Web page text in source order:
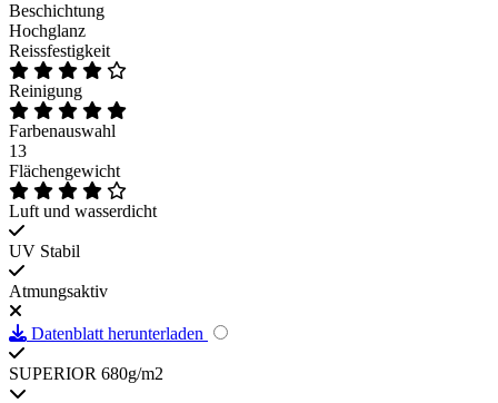
Beschichtung
Hochglanz
Reissfestigkeit
Reinigung
Farbenauswahl
13
Flächengewicht
Luft und wasserdicht
UV Stabil
Atmungsaktiv
Datenblatt herunterladen
SUPERIOR 680g/m2